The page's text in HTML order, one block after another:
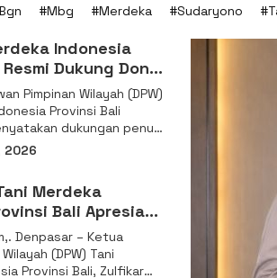
#Mbg #Merdeka #Sudaryono
Indonesia
Dukung Don
Jabatan Wakil
RI
Pimpinan Wilayah (DPW)
Provinsi Bali
dukungan penuh
2026
Merdeka
Bali Apresiasi
Sudaryono
Badan Gizi
Denpasar – Ketua
(DPW) Tani
Provinsi Bali, Zulfikar